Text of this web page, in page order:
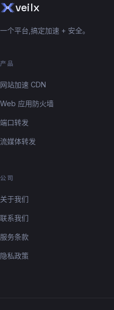
veilx
一个平台,搞定加速 + 安全。
产品
网站加速 CDN
Web 应用防火墙
端口转发
流媒体转发
公司
关于我们
联系我们
服务条款
隐私政策